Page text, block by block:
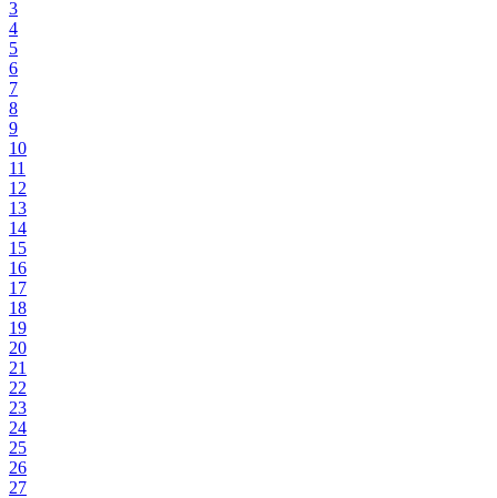
3
4
5
6
7
8
9
10
11
12
13
14
15
16
17
18
19
20
21
22
23
24
25
26
27